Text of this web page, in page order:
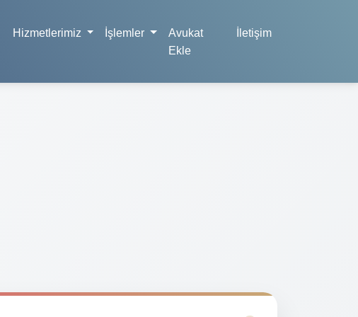
Hizmetlerimiz İşlemler
Avukat
Ekle
İletişim